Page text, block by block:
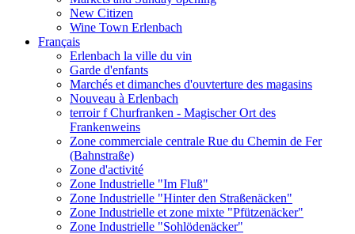
New Citizen
Wine Town Erlenbach
Français
Erlenbach la ville du vin
Garde d'enfants
Marchés et dimanches d'ouvterture des magasins
Nouveau à Erlenbach
terroir f Churfranken - Magischer Ort des
Frankenweins
Zone commerciale centrale Rue du Chemin de Fer
(Bahnstraße)
Zone d'activité
Zone Industrielle "Im Fluß"
Zone Industrielle "Hinter den Straßenäcken"
Zone Industrielle et zone mixte "Pfützenäcker"
Zone Industrielle "Sohlödenäcker"